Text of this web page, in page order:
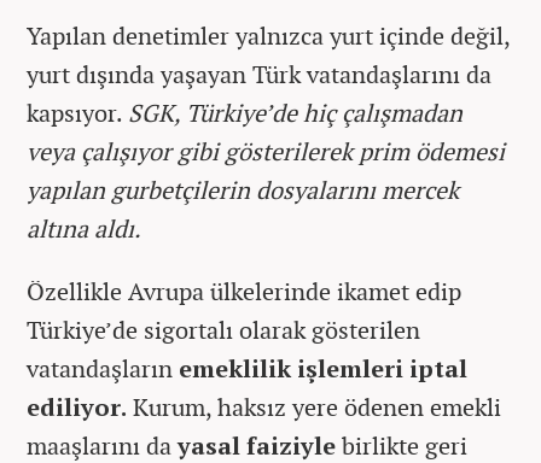
Yapılan denetimler yalnızca yurt içinde değil,
yurt dışında yaşayan Türk vatandaşlarını da
kapsıyor. SGK, Türkiye’de hiç çalışmadan
veya çalışıyor gibi gösterilerek prim ödemesi
yapılan gurbetçilerin dosyalarını mercek
altına aldı.
Özellikle Avrupa ülkelerinde ikamet edip
Türkiye’de sigortalı olarak gösterilen
vatandaşların emeklilik işlemleri iptal
ediliyor. Kurum, haksız yere ödenen emekli
maaşlarını dayasal faiziylebirlikte geri